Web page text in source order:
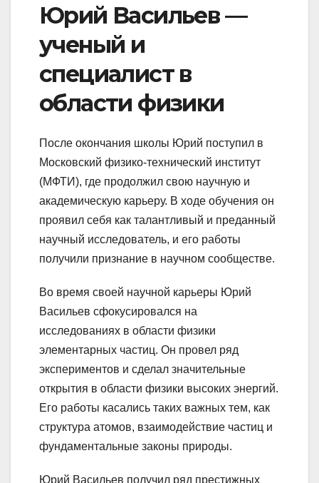
Юрий Васильев —
ученый и
специалист в
области физики
После окончания школы Юрий поступил в
Московский физико-технический институт
(МФТИ), где продолжил свою научную и
академическую карьеру. В ходе обучения он
проявил себя как талантливый и преданный
научный исследователь, и его работы
получили признание в научном сообществе.
Во время своей научной карьеры Юрий
Васильев сфокусировался на
исследованиях в области физики
элементарных частиц. Он провел ряд
экспериментов и сделал значительные
открытия в области физики высоких энергий.
Его работы касались таких важных тем, как
структура атомов, взаимодействие частиц и
фундаментальные законы природы.
Юрий Васильев получил ряд престижных